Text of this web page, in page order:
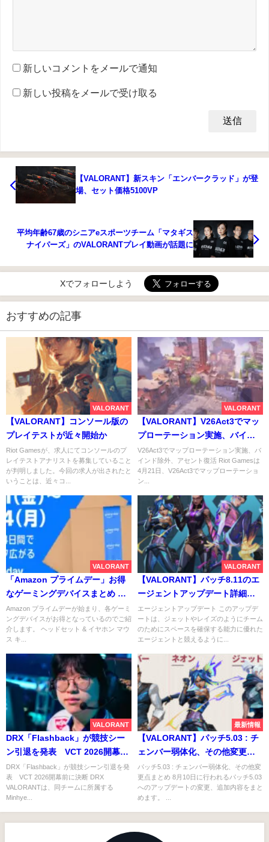
新しいコメントをメールで通知
新しい投稿をメールで受け取る
【VALORANT】新スキン「エンバークラッド」が登
場、セット価格5100VP
平均年齢67歳のシニアeスポーツチーム「マタギス
ナイパーズ」のVALORANTプレイ動画が話題に
Xでフォローしよう
おすすめの記事
VALORANT
【VALORANT】コンソール版の
プレイテストが近々開始か
Riot Gamesが、求人にてコンソールのプ
レイテストアナリストを募集していること
が判明しました。今回の求人が出されたと
いうことは、近々コ...
VALORANT
【VALORANT】V26Act3でマッ
プローテーション実施、バイン
ド除外、アセント復活
V26Act3でマップローテーション実施、バ
インド除外、アセント復活 Riot Gamesは
4月21日、V26Act3でマップローテーショ
ン...
VALORANT
「Amazon プライムデー」お得
なゲーミングデバイスまとめ 人
気デバイスが最大-50%オフ！ヘ
ッドセット・マウス・キーボー
ド・モニターなど
Amazon プライムデーが始まり、各ゲーミ
ングデバイスがお得となっているのでご紹
介します。 ヘッドセット & イヤホン マウ
ス キ...
VALORANT
【VALORANT】パッチ8.11のエ
ージェントアップデート詳細が
公開。レイズのブラストパック
弱体化。アイソ、ネオン強化。
エージェントアップデート このアップデ
ートは、ジェットやレイズのようにチーム
のためにスペースを確保する能力に優れた
エージェントと競えるように...
VALORANT
DRX「Flashback」が競技シー
ン引退を発表 VCT 2026開幕前
に決断
DRX「Flashback」が競技シーン引退を発
表 VCT 2026開幕前に決断 DRX
VALORANTは、同チームに所属する
Minhye...
最新情報
【VALORANT】パッチ5.03 : チ
ェンバー弱体化、その他変更点
まとめ
パッチ5.03 : チェンバー弱体化、その他変
更点まとめ 8月10日に行われるパッチ5.03
へのアップデートの変更、追加内容をまと
めます。 ...